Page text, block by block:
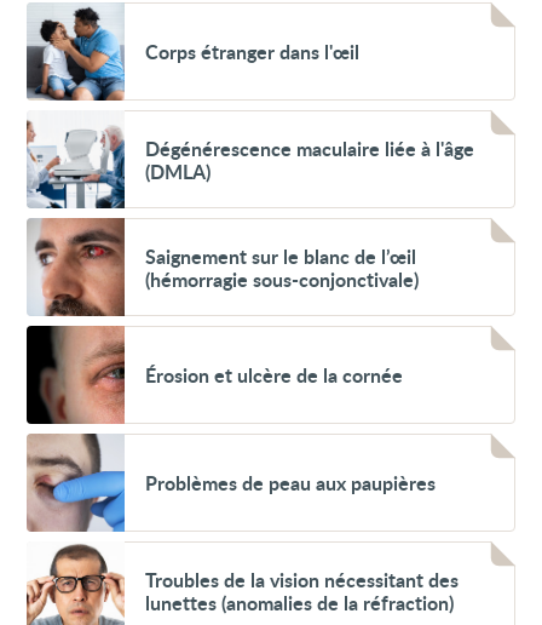
Voir
Corps
étranger
dans
l'œil
Corps étranger dans l'œil
Voir
Dégénérescence
maculaire
liée
à
l'âge
(DMLA)
Dégénérescence maculaire liée à l'âge
(DMLA)
Voir
Saignement
sur
blanc
de
(hémorragie
sous-
conjonctivale)
Saignement sur le blanc de l’œil
(hémorragie sous-conjonctivale)
Voir
Érosion
et
ulcère
de
la
cornée
Érosion et ulcère de la cornée
Voir
Problèmes
de
peau
aux
paupières
Problèmes de peau aux paupières
Voir
Troubles
de
la
Troubles de la vision nécessitant des
lunettes (anomalies de la réfraction)